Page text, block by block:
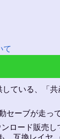
て
している、
セーブが走っ
ロード販売し